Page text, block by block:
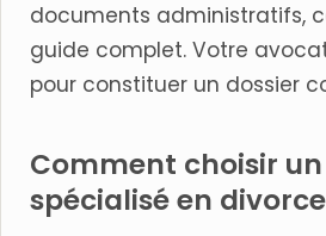
documents administratifs,
guide complet. Votre
pour constituer un dossier
Comment choisir
spécialisé en